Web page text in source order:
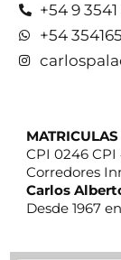
+54 9
+54
CPI 0246 CPI
Corredores
Carlos
Desde 1967